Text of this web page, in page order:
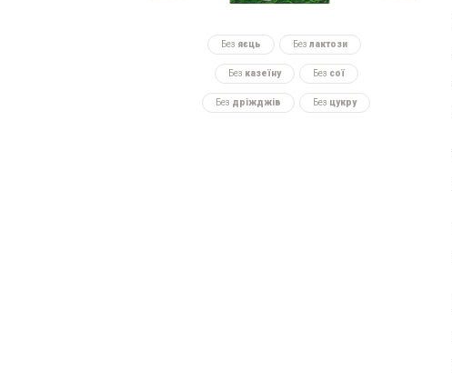
Без яєць Без лактози
Без казеїну Без сої
Без дріжджів Без цукру